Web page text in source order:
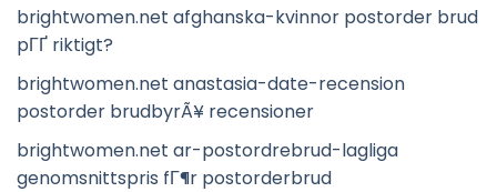
brightwomen.net afghanska-kvinnor postorder brud
pГҐ riktigt?
brightwomen.net anastasia-date-recension
postorder brudbyrÃ¥ recensioner
brightwomen.net ar-postordrebrud-lagliga
genomsnittspris fГ¶r postorderbrud